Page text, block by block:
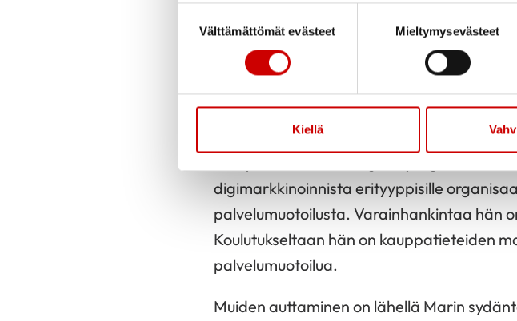
Välttämättömät evästeet
Mieltymysevästeet
Kiellä
että Sydänliitto on vahva vaikuttaja niin
Mari Vuoti digitaalisen
Mari on monipuolinen digitaalisen
digitaalisen markkinoinninsuunnittelu,
digimarkkinoinnista erityyppisille
palvelumuotoilusta. Varainhankintaa hän
Koulutukseltaan hän on kauppatieteiden
palvelumuotoilua.
Muiden auttaminen on lähellä Marin